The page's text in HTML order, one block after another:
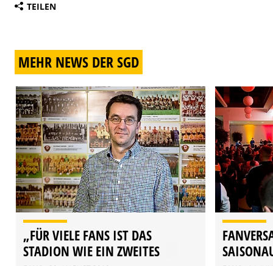
TEILEN
MEHR NEWS DER SGD
„FÜR VIELE FANS IST DAS
STADION WIE EIN ZWEITES